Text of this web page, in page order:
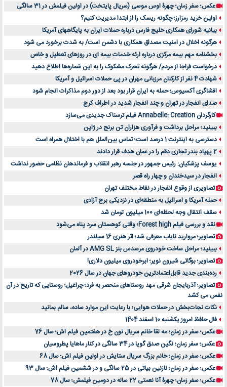
عکس؛ سفر زمان؛ چهرۀ اوس موسی (سریال پایتخت) در اولین فیلمش در 31 سالگی
اولین خرید رمزارز؛ چگونه ریسک را از ابتدا مدیریت کنیم؟
بیانیه شورای همکاری خلیج فارس درباره حملات ایران به پایگاههای آمریکا
هرگونه اخلال در امنیت مصداق همکاری با دشمن است/ به شدت برخورد می شود
بخشنامه مهم بیمه مرکزی درباره ارئه خدمات بیمه ای در روزهای تعطیل و خاص
درخواست فراجا از مردم/ هرگونه تحرک مشکوک را به این شماره‌ها اطلاع دهید
شهادت 4 نفر از کارکنان مرزبانی مهران در پی حملات اسرائیل و آمریکا
افشاگری آکسیوس؛ حمله به ایران قرار بود بعد از دور دوم مذاکرات انجام شود
صدای انفجار در تهران و چند انفجار شدید در اطراف کرج
کارگردان Annabelle: Creation فیلم ترسناک جدیدی می‌سازد
ببینید؛ مراحل برداشت و فرآوری هزاران تن برنج در ژاپن
دسترسی به اینترنت 1 درصد است؛ تماس بین‌الملل هم با اختلال همراه است
2 پهپاد بندر تجاری دقم را در عمان هدف قرار دادند
یوسف پزشکیان: رئیس جمهور در جلسه رهبر انقلاب و فرماندهان نظامی حضور نداشت
انفجار در سیدخندان و چهار راه قصر
تصاویری از وقوع انفجار در نقاط مختلف تهران
حمله آمریکا و اسرائیل به منطقه‌ای در نزدیکی برج آزادی
سقف انتقال وجه لحظه‌ای 100 میلیون تومان شد
نقد و بررسی فیلم Forest high؛ وقتی کوهستان سرد پناه می‌شود
تصاویر؛ مروارید نایاب معرفی شد؛ اثر هنری 16 سیلندر
ببینید؛ مراحل ساخت خودروی مرسدس بنز AMG SL در آلمان
تصاویر؛ بوگاتی شیرون نویر؛ ابرخودروی میلیون دلاری!
رده‌بندی جدید قابل‌اعتمادترین خودروهای جهان در سال 2026
تصاویر؛ آذربایجان شرقی مهد روستاهای منحصر به فرد؛ چراغیل؛ روستایی که تاریخ در آن
نفس می کشد
نکات نجات‌بخش در حملات هوایی؛ با رعایت این موارد ساده، سالم بمانید
فال حافظ امروز یکشنبه 10 اسفند 1404
عکس؛ سفر در زمان؛ مه لقا خانم سریال نون خ در هفتمین فیلم اش؛ سال 76
عکس؛ سفر زمان؛ نگین صدق گویا در 34 سالگی در کنار ماهایا پطروسیان
عکس؛ سفر در زمان؛ خانم بزرگ سریال ستایش در اولین فیلم اش؛ سال 68
عکس؛ سفر در زمان؛ نازنین بیاتی در 25 سالگی و در ششمین فیلم اش؛ سال 93
عکس؛ سفر زمان؛ چهرۀ آنا نعمتی 22 ساله در دومین فیلمش؛ سال 78